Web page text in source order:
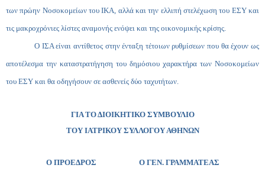
των πρώην Νοσοκομείων του ΙΚΑ, αλλά και την ελλιπή στελέχωση του ΕΣΥ και
τις μακροχρόνιες λίστες αναμονής ενόψει και της οικονομικής κρίσης.
Ο ΙΣΑ είναι αντίθετος στην ένταξη τέτοιων ρυθμίσεων που θα έχουν ως
αποτέλεσμα την καταστρατήγηση του δημόσιου χαρακτήρα των Νοσοκομείων
του ΕΣΥ και θα οδηγήσουν σε ασθενείς δύο ταχυτήτων.
ΓΙΑ ΤΟ ΔΙΟΙΚΗΤΙΚΟ ΣΥΜΒΟΥΛΙΟ
ΤΟΥ ΙΑΤΡΙΚΟΥ ΣΥΛΛΟΓΟΥ ΑΘΗΝΩΝ
Ο ΠΡΟΕΔΡΟΣ Ο ΓΕΝ. ΓΡΑΜΜΑΤΕΑΣ